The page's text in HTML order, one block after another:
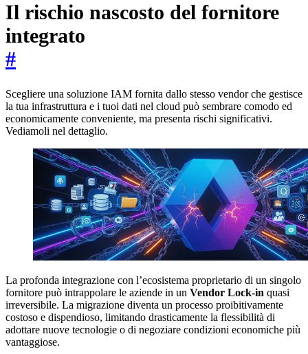
Il rischio nascosto del fornitore
integrato
#
Scegliere una soluzione IAM fornita dallo stesso vendor che gestisce
la tua infrastruttura e i tuoi dati nel cloud può sembrare comodo ed
economicamente conveniente, ma presenta rischi significativi.
Vediamoli nel dettaglio.
La profonda integrazione con l’ecosistema proprietario di un singolo
fornitore può intrappolare le aziende in un Vendor Lock-in quasi
irreversibile. La migrazione diventa un processo proibitivamente
costoso e dispendioso, limitando drasticamente la flessibilità di
adottare nuove tecnologie o di negoziare condizioni economiche più
vantaggiose.